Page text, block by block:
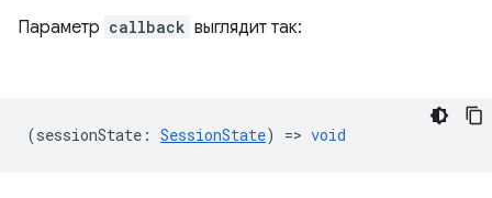
Параметр callback выглядит так:
(sessionState : SessionState) => void